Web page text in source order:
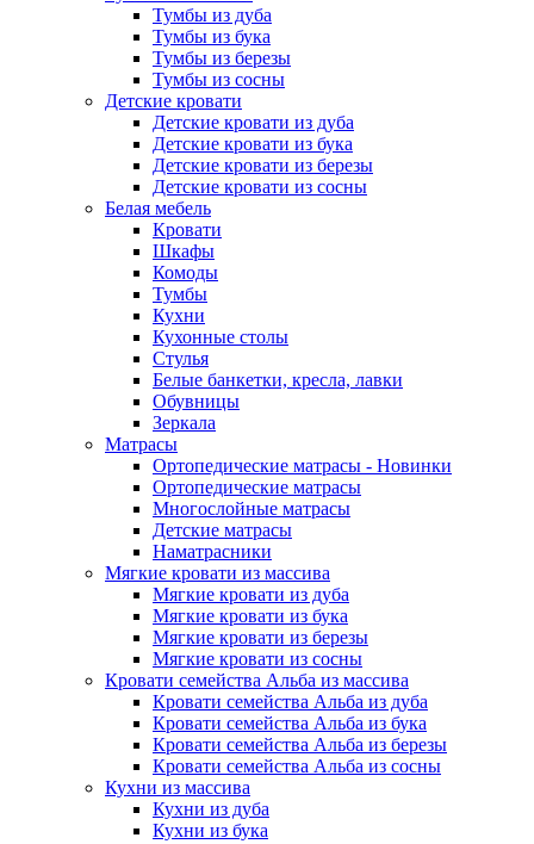
Тумбы из дуба
Тумбы из бука
Тумбы из березы
Тумбы из сосны
Детские кровати
Детские кровати из дуба
Детские кровати из бука
Детские кровати из березы
Детские кровати из сосны
Белая мебель
Кровати
Шкафы
Комоды
Тумбы
Кухни
Кухонные столы
Стулья
Белые банкетки, кресла, лавки
Обувницы
Зеркала
Матрасы
Ортопедические матрасы - Новинки
Ортопедические матрасы
Многослойные матрасы
Детские матрасы
Наматрасники
Мягкие кровати из массива
Мягкие кровати из дуба
Мягкие кровати из бука
Мягкие кровати из березы
Мягкие кровати из сосны
Кровати семейства Альба из массива
Кровати семейства Альба из дуба
Кровати семейства Альба из бука
Кровати семейства Альба из березы
Кровати семейства Альба из сосны
Кухни из массива
Кухни из дуба
Кухни из бука